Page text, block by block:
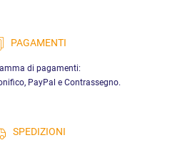
PAGAMENTI
di pagamenti:
PayPal e Contrassegno.
SPEDIZIONI